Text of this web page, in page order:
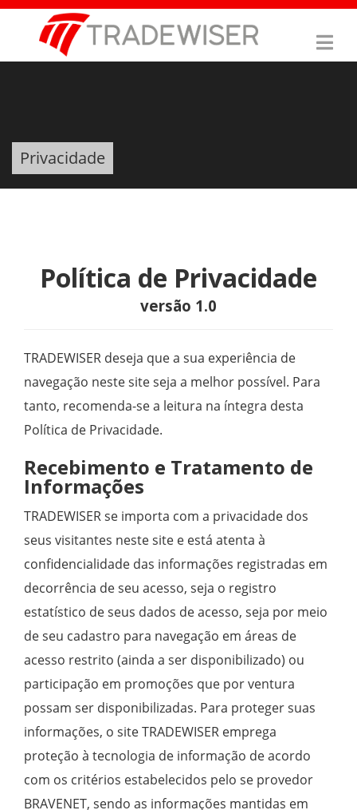
Privacidade
Política de Privacidade
versão 1.0
TRADEWISER deseja que a sua experiência de
navegação neste site seja a melhor possível. Para
tanto, recomenda-se a leitura na íntegra desta
Política de Privacidade.
Recebimento e Tratamento de
Informações
TRADEWISER se importa com a privacidade dos
seus visitantes neste site e está atenta à
confidencialidade das informações registradas em
decorrência de seu acesso, seja o registro
estatístico de seus dados de acesso, seja por meio
de seu cadastro para navegação em áreas de
acesso restrito (ainda a ser disponibilizado) ou
participação em promoções que por ventura
possam ser disponibilizadas. Para proteger suas
informações, o site TRADEWISER emprega
proteção à tecnologia de informação de acordo
com os critérios estabelecidos pelo se provedor
BRAVENET, sendo as informações mantidas em